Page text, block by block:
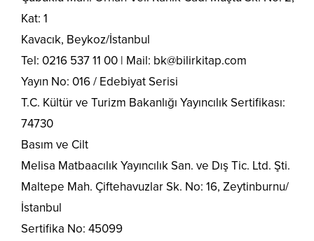
Kat: 1
Kavacık, Beykoz/İstanbul
Tel: 0216 537 11 00 | Mail: bk@bilirkitap.com
Yayın No: 016 / Edebiyat Serisi
T.C. Kültür ve Turizm Bakanlığı Yayıncılık Sertifikası:
74730
Basım ve Cilt
Melisa Matbaacılık Yayıncılık San. ve Dış Tic. Ltd. Şti.
Maltepe Mah. Çiftehavuzlar Sk. No: 16, Zeytinburnu/
İstanbul
Sertifika No: 45099